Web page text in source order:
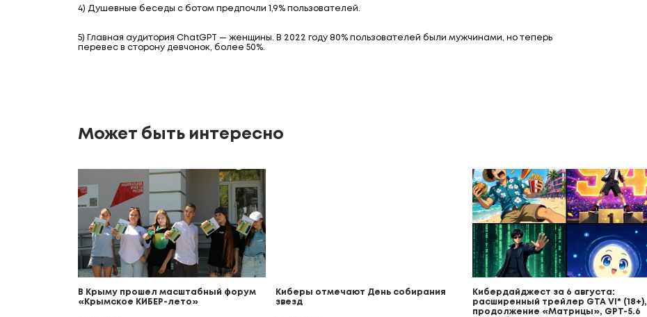
4) Душевные беседы с ботом предпочли 1,9% пользователей.
5) Главная аудитория ChatGPT — женщины. В 2022 году 80% пользователей были мужчинами, но теперь
перевес в сторону девчонок, более 50%.
Может быть интересно
В Крыму прошел масштабный форум
«Крымское КИБЕР-лето»
Киберы отмечают День собирания
звезд
Кибердайджест за 6 августа:
расширенный трейлер GTA VI* (18+),
продолжение «Матрицы», GPT-5.6